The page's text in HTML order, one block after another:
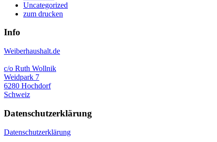
Uncategorized
zum drucken
Info
Weiberhaushalt.de
c/o Ruth Wollnik
Weidpark 7
6280 Hochdorf
Schweiz
Datenschutzerklärung
Datenschutzerklärung